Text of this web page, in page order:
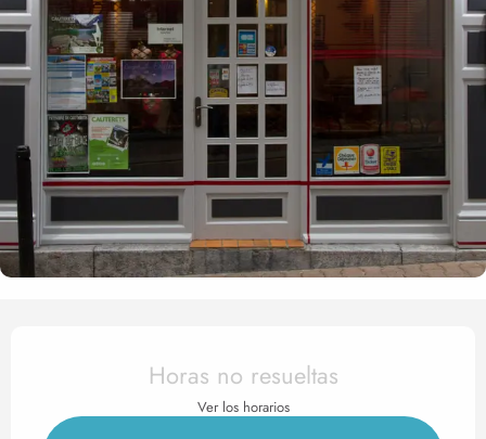
Horarios y datos de
Horas no resueltas
Ver los horarios